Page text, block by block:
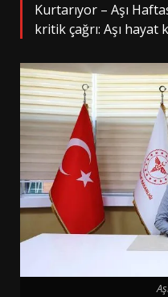
Kurtarıyor – Aşı
kritik çağrı: Aşı hayat